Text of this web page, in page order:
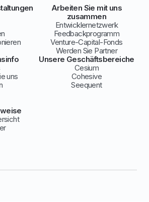
Arbeiten Sie mit uns
zusammen
Entwicklernetzwerk
Feedbackprogramm
Venture-Capital-Fonds
Werden Sie Partner
uns
Unsere Geschäftsbereiche
Cesium
Cohesive
Seequent